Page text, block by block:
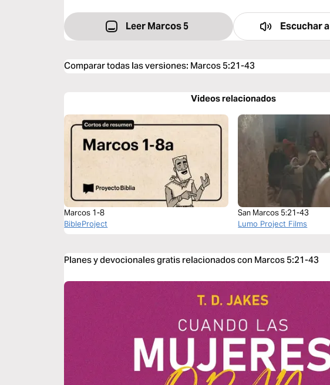
Leer Marcos 5 Escuchar a
Comparar todas las versiones: Marcos 5:21-43
Videos relacionados
Marcos 1-8
BibleProject
San Marcos 5:21-43
Lumo Project Films
Planes y devocionales gratis relacionados con Marcos 5:21-43